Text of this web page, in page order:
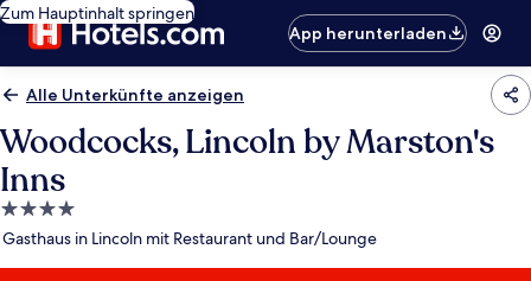
Zum Hauptinhalt springen
App herunterladen
Alle Unterkünfte anzeigen
Woodcocks, Lincoln by Marston's
Inns
4.0-
Sterne-
Gasthaus in Lincoln mit Restaurant und Bar/Lounge